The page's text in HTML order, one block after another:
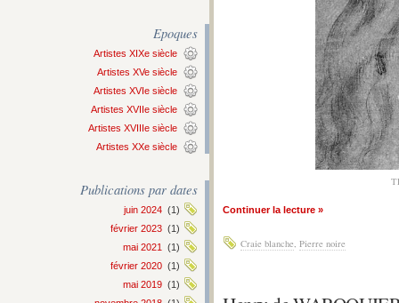
Epoques
Artistes XIXe siècle
Artistes XVe siècle
Artistes XVIe siècle
Artistes XVIIe siècle
Artistes XVIIIe siècle
Artistes XXe siècle
Publications par dates
juin 2024 (1)
février 2023 (1)
mai 2021
(1)
février 2020 (1)
mai 2019 (1)
Continuer la lecture »
Craie blanche, Pierre noire